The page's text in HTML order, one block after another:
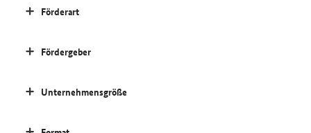
Förderart
Fördergeber
Unternehmensgröße